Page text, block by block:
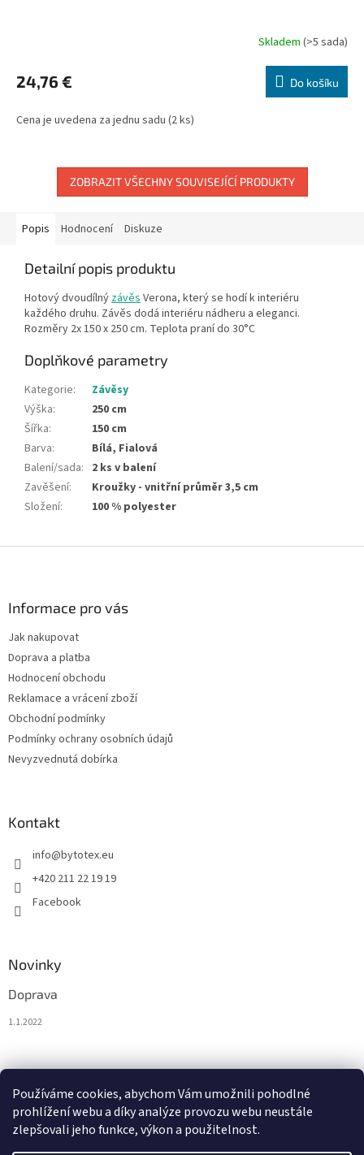
Používáme cookies, abychom Vám umožnili pohodlné
prohlížení webu a díky analýze provozu webu neustále
zlepšovali jeho funkce, výkon a použitelnost.
Skladem (>5 sada)
24,76 € Do košíku
Cena je uvedena za jednu sadu (2 ks)
ZOBRAZIT VŠECHNY SOUVISEJÍCÍ PRODUKTY
Popis Hodnocení Diskuze
Detailní popis produktu
Hotový dvoudílnýzávěsVerona, který se hodí k interiéru
každého druhu. Závěs dodá interiéru nádheru a eleganci.
Rozměry 2x 150 x 250 cm. Teplota praní do 30°C
Doplňkové parametry
Kategorie:
Závěsy
Výška:
250 cm
Šířka:
150 cm
Barva:
Bílá, Fialová
Balení/sada: 2 ks v balení
Zavěšení:
Kroužky - vnitřní průměr 3,5 cm
Složení: 100 % polyester
Informace pro vás
Jak nakupovat
Doprava a platba
Hodnocení obchodu
Reklamace a vrácení zboží
Obchodní podmínky
Podmínky ochrany osobních údajů
Nevyzvednutá dobírka
Kontakt
info@bytotex.eu
+420 211 22 19 19
Facebook
Novinky
Doprava
1.1.2022
0KS /0 €